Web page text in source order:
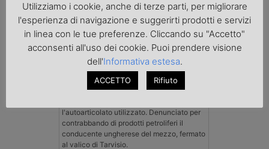
Benzina spacciata per solvente
sequestrata a Padova
Le Fiamme Gialle del Comando Provinciale
preventivo 33mila litri di benzina di
contrabbando, dichiarata come solvente
l'autoarticolato utilizzato. Denunciato per
contrabbando di prodotti petroliferi il
conducente ungherese del mezzo, fermato
al valico di Tarvisio.
Utilizziamo i cookie, anche di terze parti, per migliorare
l'esperienza di navigazione e suggerirti prodotti e servizi
in linea con le tue preferenze. Cliccando su "Accetto"
acconsenti all'uso dei cookie. Puoi prendere visione
dell'Informativa estesa.
ACCETTO Rifiuto